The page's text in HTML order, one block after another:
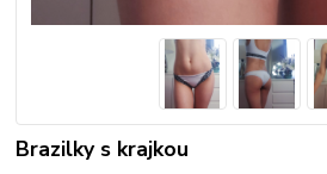
Brazilky s krajkou